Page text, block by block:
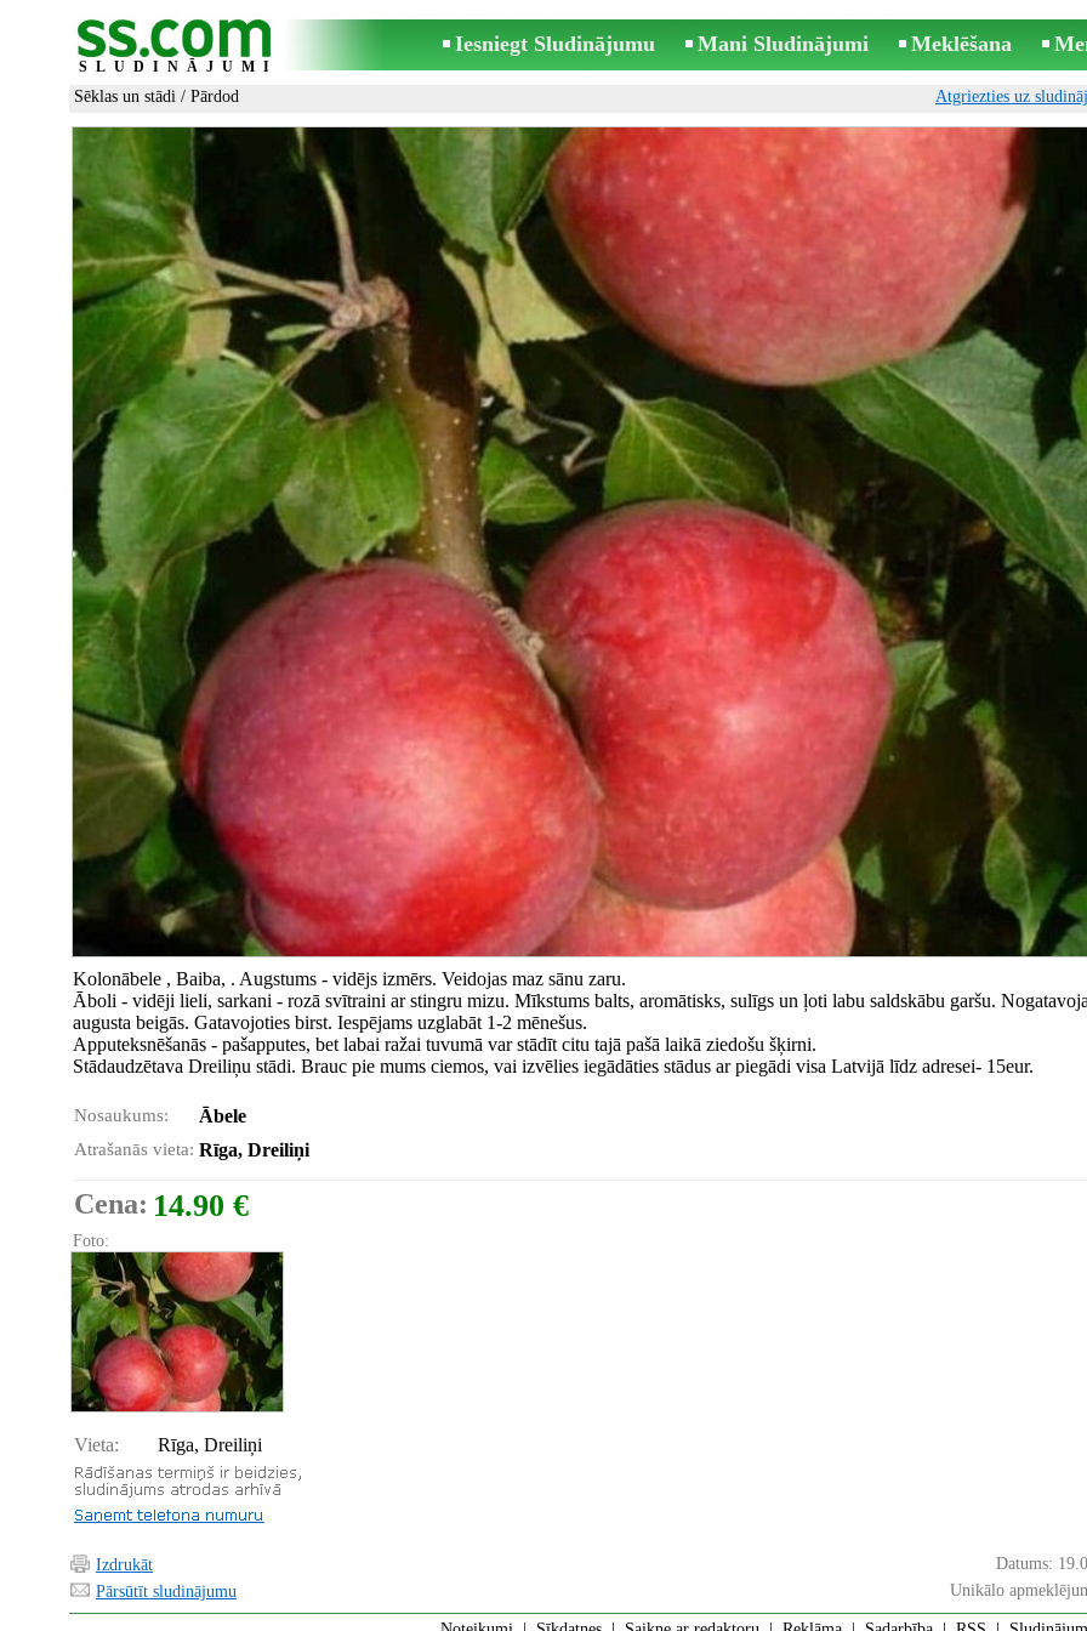
SLUDINĀJUMI
Iesniegt Sludinājumu Mani Sludinājumi Meklēšana
Sēklas un stādi / Pārdod Atgriezties uz
Kolonābele , Baiba, . Augstums - vidējs izmērs. Veidojas maz sānu zaru.
Āboli - vidēji lieli, sarkani - rozā svītraini ar stingru mizu. Mīkstums balts, aromātisks, sulīgs un ļoti labu saldskābu garšu.
augusta beigās. Gatavojoties birst. Iespējams uzglabāt 1-2 mēnešus.
Apputeksnēšanās - pašapputes, bet labai ražai tuvumā var stādīt citu tajā pašā laikā ziedošu šķirni.
Stādaudzētava Dreiliņu stādi. Brauc pie mums ciemos, vai izvēlies iegādāties stādus ar piegādi visa Latvijā līdz adresei- 15eur.
Nosaukums: Ābele
Atrašanās vieta: Rīga, Dreiliņi
Cena: 14.90 €
Foto:
Vieta: Rīga, Dreiliņi
Izdrukāt
Datums:
Pārsūtīt sludinājumu
Unikālo